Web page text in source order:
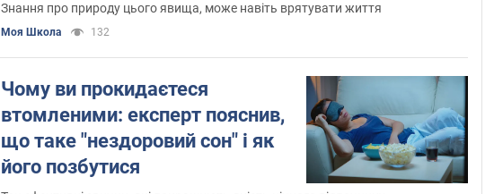
Знання про природу цього явища, може навіть врятувати життя
Моя Школа 132
Чому ви прокидаєтеся
втомленими: експерт пояснив,
що таке "нездоровий сон" і як
його позбутися